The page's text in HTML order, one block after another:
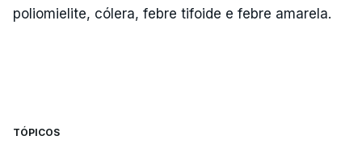
poliomielite, cólera, febre tifoide e febre amarela.
TÓPICOS